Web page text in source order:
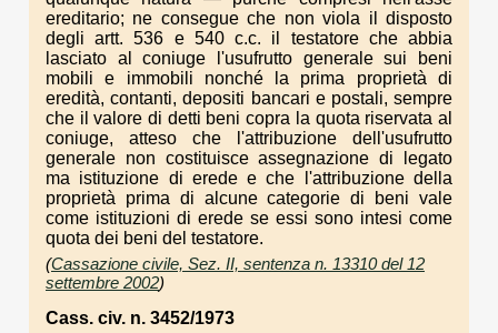
ereditario; ne consegue che non viola il disposto
degli artt. 536 e 540 c.c. il testatore che abbia
lasciato al coniuge l'usufrutto generale sui beni
mobili e immobili nonché la prima proprietà di
eredità, contanti, depositi bancari e postali, sempre
che il valore di detti beni copra la quota riservata al
coniuge, atteso che l'attribuzione dell'usufrutto
generale non costituisce assegnazione di legato
ma istituzione di erede e che l'attribuzione della
proprietà prima di alcune categorie di beni vale
come istituzioni di erede se essi sono intesi come
quota dei beni del testatore.
(Cassazione civile, Sez. II, sentenza n. 13310 del 12
settembre 2002)
Cass. civ. n. 3452/1973